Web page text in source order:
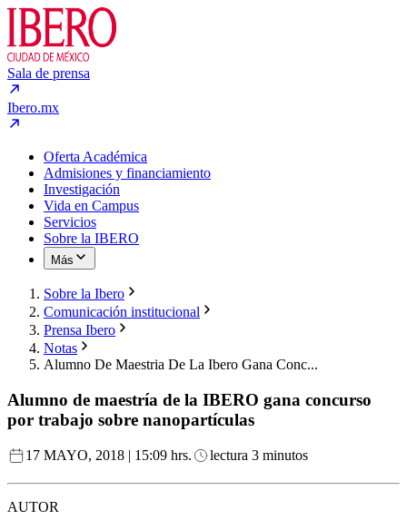
Sala de prensa
Ibero.mx
Oferta Académica
Admisiones y financiamiento
Investigación
Vida en Campus
Servicios
Sobre la IBERO
Más
Sobre la Ibero
Comunicación institucional
Prensa Ibero
Notas
Alumno De Maestria De La Ibero Gana Conc...
Alumno de maestría de la IBERO gana concurso
por trabajo sobre nanopartículas
17 MAYO, 2018 | 15:09 hrs. lectura 3 minutos
AUTOR